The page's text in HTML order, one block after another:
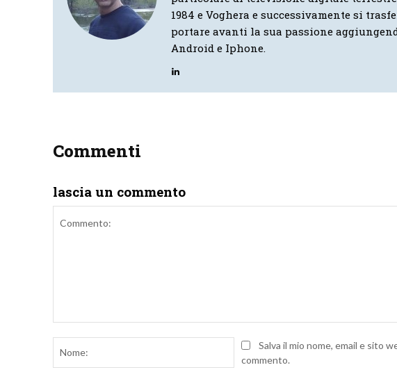
1984 e Voghera e successivamente si
portare avanti la sua passione
Android e Iphone.
Commenti
lascia un commento
Nome:Salva il mio nome, email e sito
commento.